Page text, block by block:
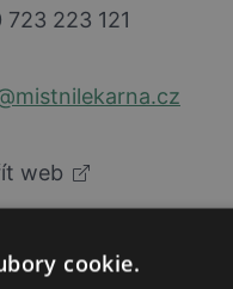
223 121
web
cookie.